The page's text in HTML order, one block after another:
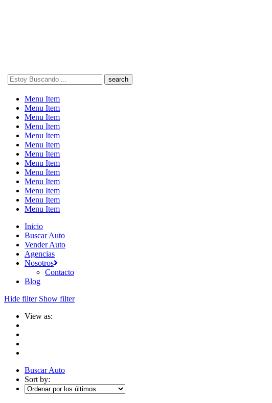
Search
here
Menu Item
Menu Item
Menu Item
Menu Item
Menu Item
Menu Item
Menu Item
Menu Item
Menu Item
Menu Item
Menu Item
Menu Item
Menu Item
Inicio
Buscar Auto
Vender Auto
Agencias
Nosotros
Contacto
Blog
Hide filter Show filter
View as:
Buscar Auto
Sort by: